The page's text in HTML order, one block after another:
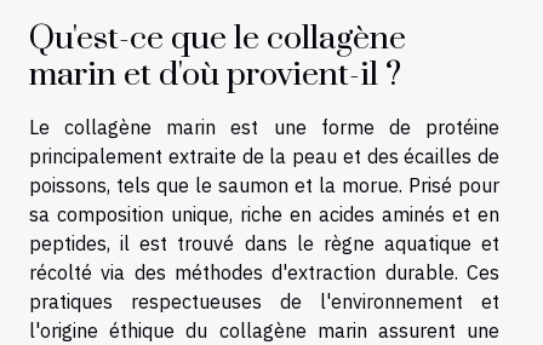
Qu'est-ce que le collagène
marin et d'où provient-il ?
Le collagène marin est une forme de protéine
principalement extraite de la peau et des écailles de
poissons, tels que le saumon et la morue. Prisé pour
sa composition unique, riche en acides aminés et en
peptides, il est trouvé dans le règne aquatique et
récolté via des méthodes d'extraction durable. Ces
pratiques respectueuses de l'environnement et
l'origine éthique du collagène marin assurent une